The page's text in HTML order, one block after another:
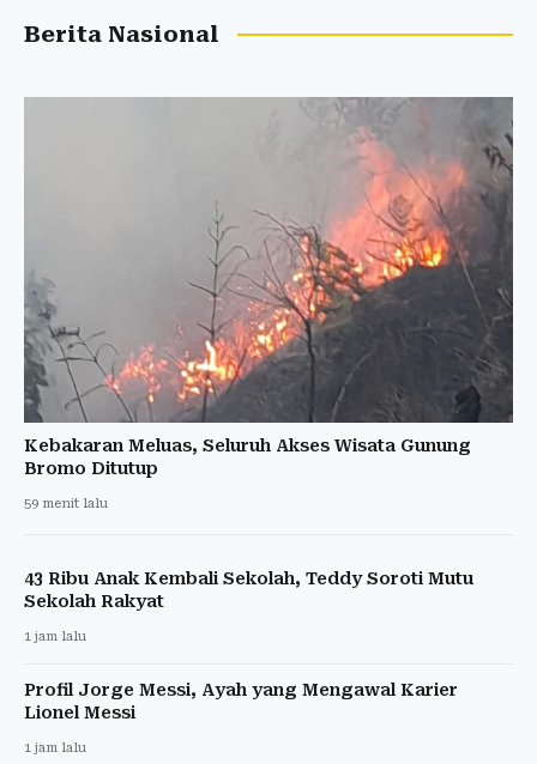
Berita Nasional
Kebakaran Meluas, Seluruh Akses Wisata Gunung
Bromo Ditutup
59 menit lalu
43 Ribu Anak Kembali Sekolah, Teddy Soroti Mutu
Sekolah Rakyat
1 jam lalu
Profil Jorge Messi, Ayah yang Mengawal Karier
Lionel Messi
1 jam lalu